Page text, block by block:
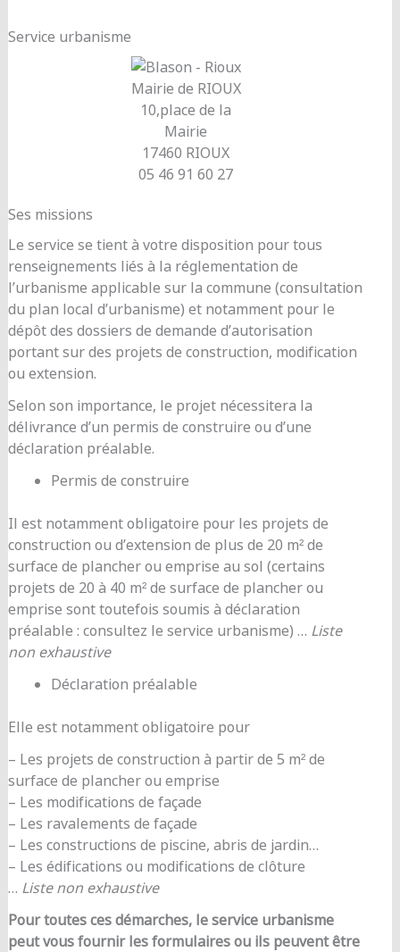
Service urbanisme
Mairie de RIOUX
10,place de la
Mairie
17460 RIOUX
05 46 91 60 27
Ses missions
Le service se tient à votre disposition pour tous
renseignements liés à la réglementation de
l’urbanisme applicable sur la commune (consultation
du plan local d’urbanisme) et notamment pour le
dépôt des dossiers de demande d’autorisation
portant sur des projets de construction, modification
ou extension.
Selon son importance, le projet nécessitera la
délivrance d’un permis de construire ou d’une
déclaration préalable.
Permis de construire
Il est notamment obligatoire pour les projets de
construction ou d’extension de plus de 20 m² de
surface de plancher ou emprise au sol (certains
projets de 20 à 40 m² de surface de plancher ou
emprise sont toutefois soumis à déclaration
préalable : consultez le service urbanisme) … Liste
non exhaustive
Déclaration préalable
Elle est notamment obligatoire pour
– Les projets de construction à partir de 5 m² de
surface de plancher ou emprise
– Les modifications de façade
– Les ravalements de façade
– Les constructions de piscine, abris de jardin…
– Les édifications ou modifications de clôture
… Liste non exhaustive
Pour toutes ces démarches, le service urbanisme
peut vous fournir les formulaires ou ils peuvent être